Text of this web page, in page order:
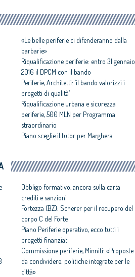
«Le belle periferie ci difenderanno dalla
barbarie»
Riqualificazione periferie: entro 31 gennaio
2016 il DPCM con il bando
Periferie, Architetti: ‘il bando valorizzi i
progetti di qualità’
Riqualificazione urbana e sicurezza
periferie, 500 MLN per Programma
straordinario
Piano sceglie il tutor per Marghera
Obbligo formativo, ancora sulla carta
crediti e sanzioni
Fortezza (BZ): Scherer per il recupero del
corpo C del Forte
Piano Periferie operativo, ecco tutti i
progetti finanziati
Commissione periferie, Minniti: «Proposte
da condividere: politiche integrate per le
città»